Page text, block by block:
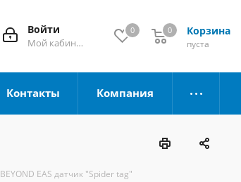
0 Корзина
пуста
0
Войти
Мой кабинет
Контакты Компания
BEYOND EAS датчик "Spider tag"